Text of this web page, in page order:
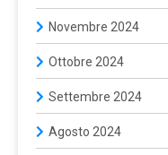
Novembre 2024
Ottobre 2024
Settembre 2024
Agosto 2024